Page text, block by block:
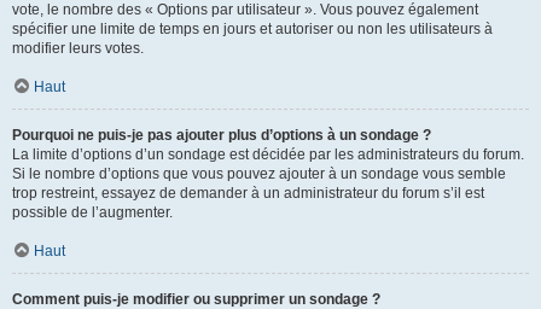
vote, le nombre des « Options par utilisateur ». Vous pouvez également
spécifier une limite de temps en jours et autoriser ou non les utilisateurs à
modifier leurs votes.
Haut
Pourquoi ne puis-je pas ajouter plus d’options à un sondage ?
La limite d’options d’un sondage est décidée par les administrateurs du forum.
Si le nombre d’options que vous pouvez ajouter à un sondage vous semble
trop restreint, essayez de demander à un administrateur du forum s’il est
possible de l’augmenter.
Haut
Comment puis-je modifier ou supprimer un sondage ?